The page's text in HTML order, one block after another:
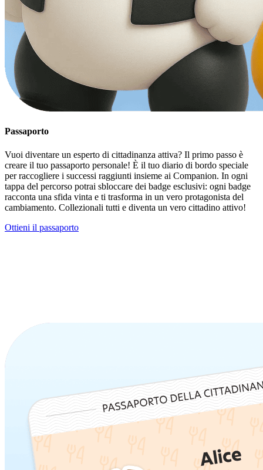
Passaporto
Vuoi diventare un esperto di cittadinanza attiva? Il primo passo è
creare il tuo passaporto personale! È il tuo diario di bordo speciale
per raccogliere i successi raggiunti insieme ai Companion. In ogni
tappa del percorso potrai sbloccare dei badge esclusivi: ogni badge
racconta una sfida vinta e ti trasforma in un vero protagonista del
cambiamento. Collezionali tutti e diventa un vero cittadino attivo!
Ottieni il passaporto